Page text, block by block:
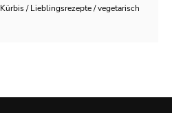
Kürbis / Lieblingsrezepte / vegetarisch